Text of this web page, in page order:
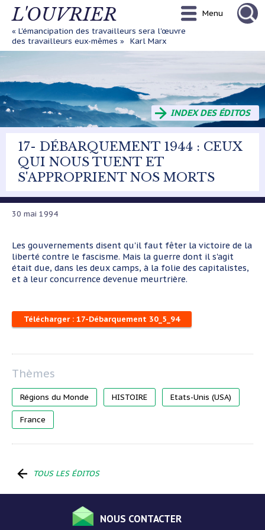
Aller
principal
L'OUVRIER
« L'émancipation des travailleurs sera l'œuvre
des travailleurs eux-mêmes »
Karl Marx
Menu
INDEX DES ÉDITOS
17- DÉBARQUEMENT 1944 : CEUX
QUI NOUS TUENT ET
S'APPROPRIENT NOS MORTS
30 mai 1994
Les gouvernements disent qu'il faut fêter la victoire de la
liberté contre le fascisme. Mais la guerre dont il s'agit
était due, dans les deux camps, à la folie des capitalistes,
et à leur concurrence devenue meurtrière.
Télécharger : 17-Débarquement 30_5_94
Régions du Monde HISTOIRE Etats-Unis (USA)
France
TOUS LES ÉDITOS
NOUS CONTACTER